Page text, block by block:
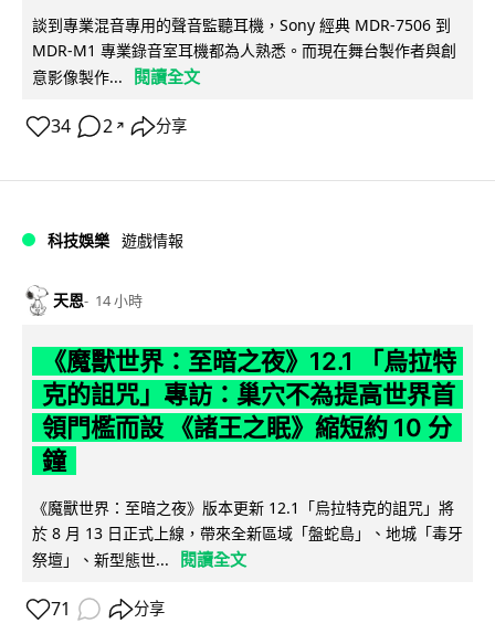
談到專業混音專用的聲音監聽耳機，Sony 經典 MDR-7506 到
MDR-M1 專業錄音室耳機都為人熟悉。而現在舞台製作者與創
意影像製作...
閱讀全文
34 2 ↗ 分享
科技娛樂 遊戲情報
天恩 14 小時
《魔獸世界：至暗之夜》12.1 「烏拉特
克的詛咒」專訪：巢穴不為提高世界首
領門檻而設 《諸王之眠》縮短約 10 分
鐘
《魔獸世界：至暗之夜》版本更新 12.1「烏拉特克的詛咒」將
於 8 月 13 日正式上線，帶來全新區域「盤蛇島」、地城「毒牙
祭壇」、新型態世...
閱讀全文
71 分享